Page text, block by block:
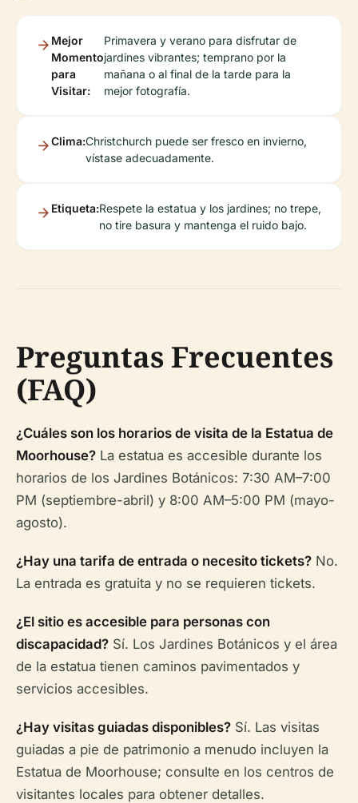
Mejor
Momento
para
Visitar:
Primavera y verano para disfrutar de
jardines vibrantes; temprano por la
mañana o al final de la tarde para la
mejor fotografía.
Clima:Christchurch puede ser fresco en invierno,
vístase adecuadamente.
Etiqueta:Respete la estatua y los jardines; no trepe,
no tire basura y mantenga el ruido bajo.
Preguntas Frecuentes
(FAQ)
¿Cuáles son los horarios de visita de la Estatua de
Moorhouse? La estatua es accesible durante los
horarios de los Jardines Botánicos: 7:30 AM–7:00
PM (septiembre-abril) y 8:00 AM–5:00 PM (mayo-
agosto).
¿Hay una tarifa de entrada o necesito tickets? No.
La entrada es gratuita y no se requieren tickets.
¿El sitio es accesible para personas con
discapacidad? Sí. Los Jardines Botánicos y el área
de la estatua tienen caminos pavimentados y
servicios accesibles.
¿Hay visitas guiadas disponibles? Sí. Las visitas
guiadas a pie de patrimonio a menudo incluyen la
Estatua de Moorhouse; consulte en los centros de
visitantes locales para obtener detalles.